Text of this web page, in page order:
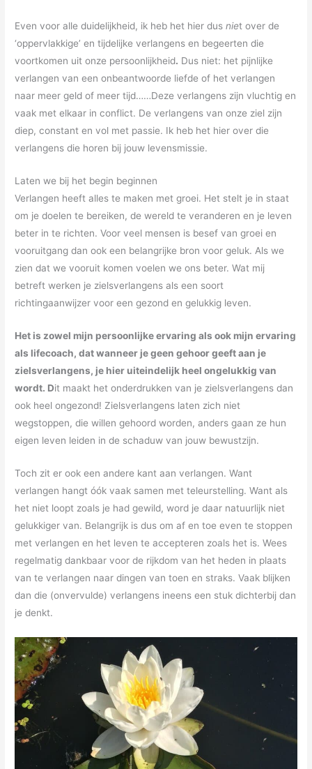
Even voor alle duidelijkheid, ik heb het hier dus niet over de
‘oppervlakkige’ en tijdelijke verlangens en begeerten die
voortkomen uit onze persoonlijkheid. Dus niet: het pijnlijke
verlangen van een onbeantwoorde liefde of het verlangen
naar meer geld of meer tijd……Deze verlangens zijn vluchtig en
vaak met elkaar in conflict. De verlangens van onze ziel zijn
diep, constant en vol met passie. Ik heb het hier over die
verlangens die horen bij jouw levensmissie.
Laten we bij het begin beginnen
Verlangen heeft alles te maken met groei. Het stelt je in staat
om je doelen te bereiken, de wereld te veranderen en je leven
beter in te richten. Voor veel mensen is besef van groei en
vooruitgang dan ook een belangrijke bron voor geluk. Als we
zien dat we vooruit komen voelen we ons beter. Wat mij
betreft werken je zielsverlangens als een soort
richtingaanwijzer voor een gezond en gelukkig leven.
Het is zowel mijn persoonlijke ervaring als ook mijn ervaring
als lifecoach, dat wanneer je geen gehoor geeft aan je
zielsverlangens, je hier uiteindelijk heel ongelukkig van
wordt. Dit maakt het onderdrukken van je zielsverlangens dan
ook heel ongezond! Zielsverlangens laten zich niet
wegstoppen, die willen gehoord worden, anders gaan ze hun
eigen leven leiden in de schaduw van jouw bewustzijn.
Toch zit er ook een andere kant aan verlangen. Want
verlangen hangt óók vaak samen met teleurstelling. Want als
het niet loopt zoals je had gewild, word je daar natuurlijk niet
gelukkiger van. Belangrijk is dus om af en toe even te stoppen
met verlangen en het leven te accepteren zoals het is. Wees
regelmatig dankbaar voor de rijkdom van het heden in plaats
van te verlangen naar dingen van toen en straks. Vaak blijken
dan die (onvervulde) verlangens ineens een stuk dichterbij dan
je denkt.